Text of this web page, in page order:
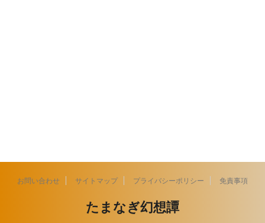
お問い合わせ サイトマップ プライバシーポリシー 免責事項
たまなぎ幻想譚